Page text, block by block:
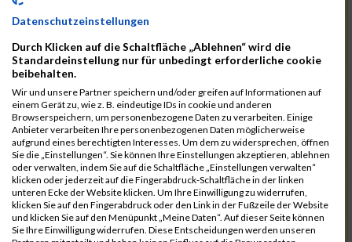
1917
Krause
1859
Borghoff
00:45:01.3
1867
Bürger
1994
Wolf
00:52:26.0
1936
Neuhaus 00:45:04.4
04:13:04
1892
Heermann
00:46:07.7
1918
Krauss
00:47:45.8
1988
Timpe
00:57:02.7
1939
Niestendiedrich
00:57:03.7
Datenschutzeinstellungen
Durch Klicken auf die Schaltfläche „Ablehnen“ wird die
Standardeinstellung nur für unbedingt erforderliche cookie
beibehalten.
Wir und unsere Partner speichern und/oder greifen auf Informationen auf
einem Gerät zu, wie z. B. eindeutige IDs in cookie und anderen
Browserspeichern, um personenbezogene Daten zu verarbeiten. Einige
Anbieter verarbeiten Ihre personenbezogenen Daten möglicherweise
aufgrund eines berechtigten Interesses. Um dem zu widersprechen, öffnen
Sie die „Einstellungen“. Sie können Ihre Einstellungen akzeptieren, ablehnen
oder verwalten, indem Sie auf die Schaltfläche „Einstellungen verwalten“
klicken oder jederzeit auf die Fingerabdruck-Schaltfläche in der linken
unteren Ecke der Website klicken. Um Ihre Einwilligung zu widerrufen,
klicken Sie auf den Fingerabdruck oder den Link in der Fußzeile der Website
und klicken Sie auf den Menüpunkt „Meine Daten“. Auf dieser Seite können
Sie Ihre Einwilligung widerrufen. Diese Entscheidungen werden unseren